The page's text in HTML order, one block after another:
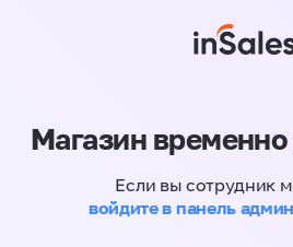
Магазин временно
Если вы сотрудник
войдите в панель